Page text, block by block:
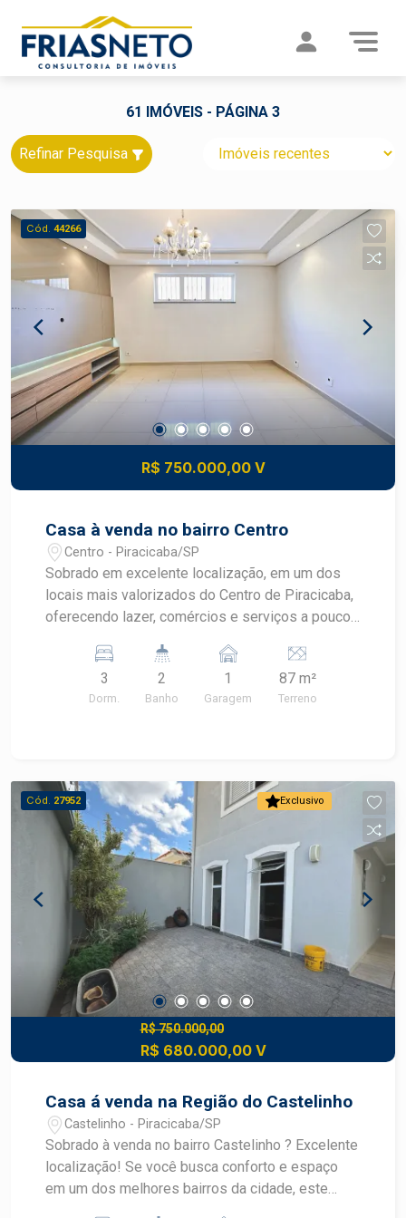
61 IMÓVEIS - PÁGINA 3
Refinar Pesquisa
Cód. 44266
R$ 750.000,00 V
Casa à venda no bairro Centro
Centro - Piracicaba/SP
Sobrado em excelente localização, em um dos
locais mais valorizados do Centro de Piracicaba,
oferecendo lazer, comércios e serviços a poucos
próximo a Mika Presentes, Mercado Municipal de
Piracicaba, Pavanelli, entre outros. - 146,81m² de
área útil; - Ampla sala; - Cozinha interna e externa
gabinete; - 1 vaga de garagem; - Portão
eletrônico. Construa o seu futuro com quem é
agente de desenvolvimento do mercado
imobiliário de Piracicaba. Agende sua visita!
3
Dorm.
2
Banho
1
Garagem
87 m²
Terreno
Exclusivo
Cód. 27952
R$ 750.000,00
R$ 680.000,00 V
Casa á venda na Região do Castelinho
Castelinho - Piracicaba/SP
Sobrado à venda no bairro Castelinho ? Excelente
localização! Se você busca conforto e espaço
em um dos melhores bairros da cidade, este